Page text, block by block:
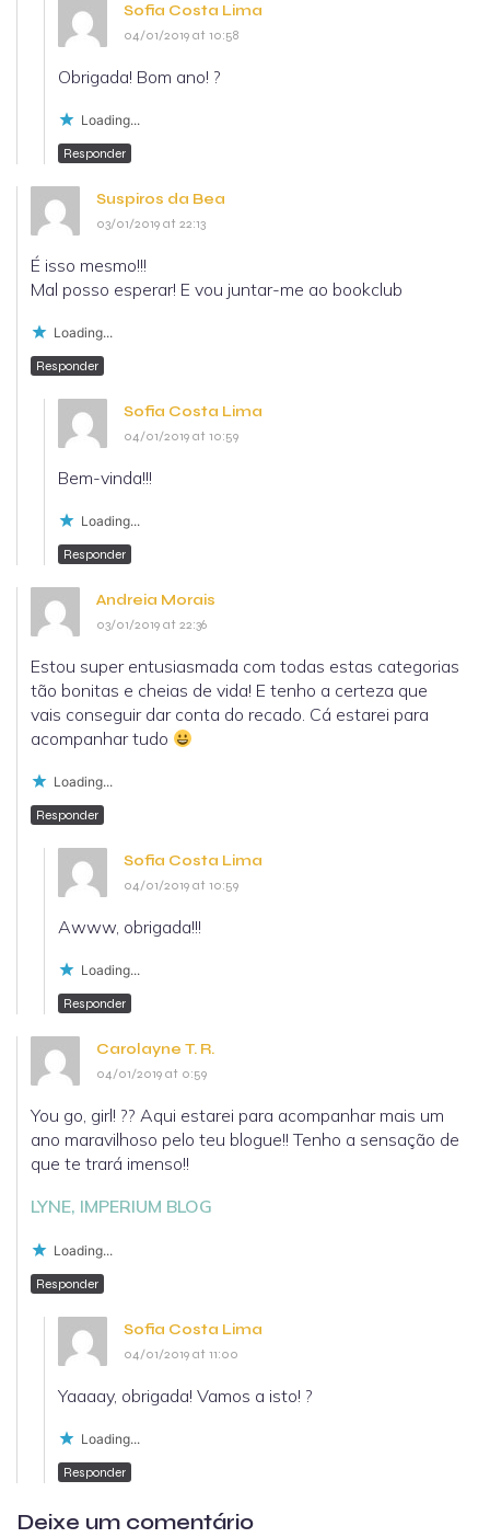
Sofia Costa Lima
04/01/2019 at 10:58
Obrigada! Bom ano! ?
Loading...
Responder
Suspiros da Bea
03/01/2019 at 22:13
É isso mesmo!!!
Mal posso esperar! E vou juntar-me ao bookclub
Loading...
Responder
Sofia Costa Lima
04/01/2019 at 10:59
Bem-vinda!!!
Loading...
Responder
Andreia Morais
03/01/2019 at 22:36
Estou super entusiasmada com todas estas categorias
tão bonitas e cheias de vida! E tenho a certeza que
vais conseguir dar conta do recado. Cá estarei para
acompanhar tudo
Loading...
Responder
Sofia Costa Lima
04/01/2019 at 10:59
Awww, obrigada!!!
Loading...
Responder
Carolayne T. R.
04/01/2019 at 0:59
You go, girl! ?? Aqui estarei para acompanhar mais um
ano maravilhoso pelo teu blogue!! Tenho a sensação de
que te trará imenso!!
LYNE, IMPERIUM BLOG
Loading...
Responder
Sofia Costa Lima
04/01/2019 at 11:00
Yaaaay, obrigada! Vamos a isto! ?
Loading...
Responder
Deixe um comentário